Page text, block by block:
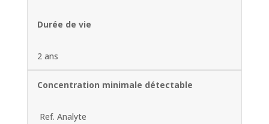
Durée de vie
2 ans
Concentration minimale détectable
Ref. Analyte